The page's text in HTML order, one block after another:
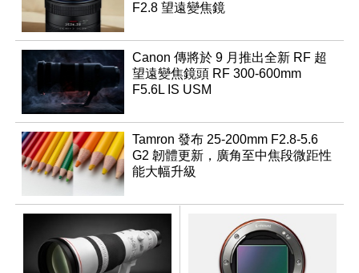
F2.8 望遠變焦鏡
Canon 傳將於 9 月推出全新 RF 超
望遠變焦鏡頭 RF 300-600mm
F5.6L IS USM
Tamron 發布 25-200mm F2.8-5.6
G2 韌體更新，廣角至中焦段微距性
能大幅升級